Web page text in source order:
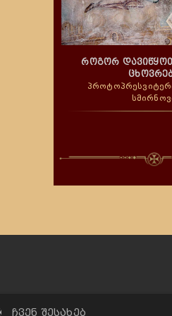
როგორ
ჩვენ შესახებ